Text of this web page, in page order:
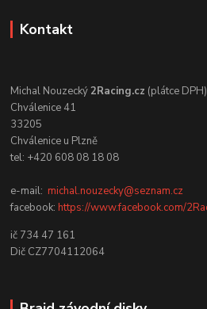
Kontakt
Michal Nouzecký2Racing.cz (plátce DPH)
Chválenice 41
33205
Chválenice u Plzně
tel: +420 608 08 18 08
e-mail:michal.nouzecky@seznam.cz
facebook:https://www.facebook.com/
ič 734 47 161
Dič CZ7704112064